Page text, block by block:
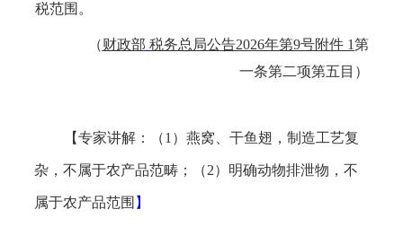
税范围。
（财政部 税务总局公告2026年第9号附件 1第
一条第二项第五目 ）
【专家讲解：（1）燕窝、干鱼翅，制造工艺复
杂，不属于农产品范畴；（2）明确动物排泄物，不
属于农产品范围 】